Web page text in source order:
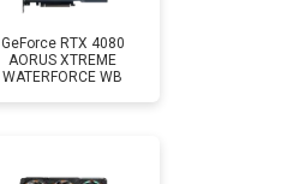
GeForce RTX 4080
AORUS XTREME
WATERFORCE WB